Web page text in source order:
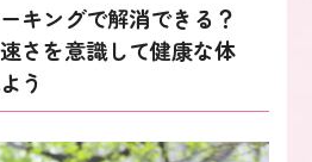
キングで解消できる？
さを意識して健康な体
う